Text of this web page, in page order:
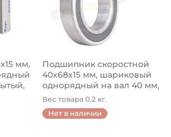
мм,
Подшипник скоростной
40х68х15 мм, шариковый
однорядный на вал 40 мм,
за...
Вес товара 0.2 кг.
Нет в наличии